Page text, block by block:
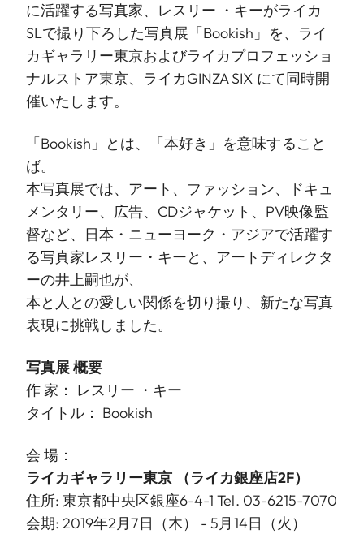
に活躍する写真家、レスリー ・キーがライカ
SLで撮り下ろした写真展「Bookish」を、ライ
カギャラリー東京およびライカプロフェッショ
ナルストア東京、ライカGINZA SIX にて同時開
催いたします。
「Bookish」とは、「本好き」を意味すること
ば。
本写真展では、アート、ファッション、ドキュ
メンタリー、広告、CDジャケット、PV映像監
督など、日本・ニューヨーク・アジアで活躍す
る写真家レスリー・キーと、アートディレクタ
ーの井上嗣也が、
本と人との愛しい関係を切り撮り、新たな写真
表現に挑戦しました。
写真展 概要
作 家： レスリー ・キー
タイトル： Bookish
会 場：
ライカギャラリー東京 （ライカ銀座店2F）
住所: 東京都中央区銀座6-4-1 Tel. 03-6215-7070
会期: 2019年2月7日（木） - 5月14日（火）